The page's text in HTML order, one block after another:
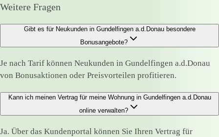
Weitere Fragen
Gibt es für Neukunden in Gundelfingen a.d.Donau besondere
Bonusangebote?
Je nach Tarif können Neukunden in Gundelfingen a.d.Donau
von Bonusaktionen oder Preisvorteilen profitieren.
Kann ich meinen Vertrag für meine Wohnung in Gundelfingen a.d.Donau
online verwalten?
Ja. Über das Kundenportal können Sie Ihren Vertrag für